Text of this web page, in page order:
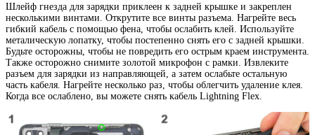
Шлейф гнезда для зарядки приклеен к задней крышке и закреплен
несколькими винтами. Открутите все винты разъема. Нагрейте весь
гибкий кабель с помощью фена, чтобы ослабить клей. Используйте
металическую лопатку, чтобы постепенно снять его с задней крышки.
Будьте осторожны, чтобы не повредить его острым краем инструмента.
Также осторожно снимите золотой микрофон с рамки. Извлеките
разъем для зарядки из направляющей, а затем ослабьте остальную
часть кабеля. Нагрейте несколько раз, чтобы облегчить удаление клея.
Когда все ослаблено, вы можете снять кабель Lightning Flex.